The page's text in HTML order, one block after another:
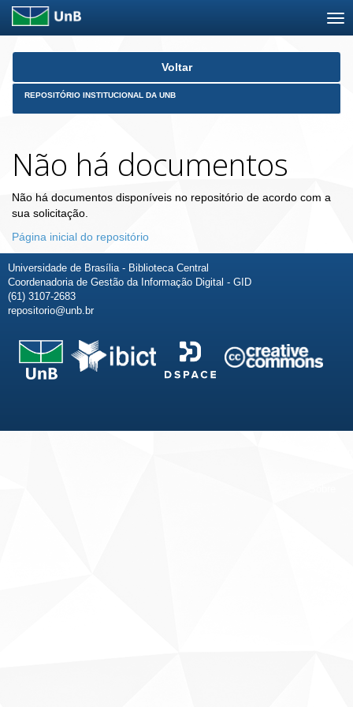
Skip
Voltar
REPOSITÓRIO INSTITUCIONAL DA UNB
Não há documentos
Não há documentos disponíveis no repositório de acordo com a
sua solicitação.
Página inicial do repositório
Universidade de Brasília - Biblioteca Central
Coordenadoria de Gestão da Informação Digital - GID
(61) 3107-2683
repositorio@unb.br